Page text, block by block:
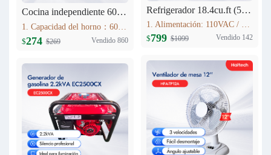
Cocina independiente 60L KGG5201-D1
1. Capacidad del horno：60L 2. Acero Inoxidable 3. Lámpara de horno 4. Estufa de gas con 4 quemadores Estufas sin FFD : 2 * 1.75kWSemi-quemador rápido; 1 * 10kW quemador auxiliar; 1 * 3.0kW quemador rápido; 5. Soportes de sartén esmaltados
$274 $269 Vendido 860
Refrigerador 18.4cu.ft (521L) Inverter HRF-AM69
1. Alimentación: 110VAC / 60Hz 2. Sistema Libre de Escarcha (No Frost) 3. Tecnología inverter 4. Refrigerante Ecológico (R600a) 5. Flujo de Aire Tridimensional Indirecto (360°) con Temperatura Estable 6. Luz LED Interior de Bajo Consumo
$799 $1099 Vendido 142